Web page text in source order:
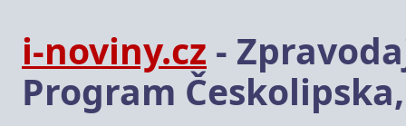
i-noviny.cz -
Program